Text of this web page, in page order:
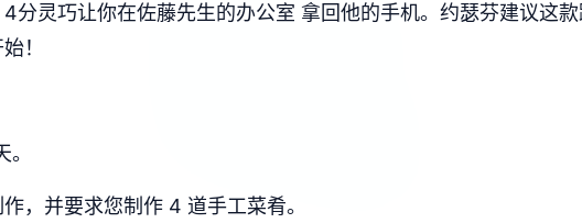
分灵巧让你在佐藤先生的办公室 拿回他的手机。约瑟芬建议这
！
，并要求您制作 4 道手工菜肴。